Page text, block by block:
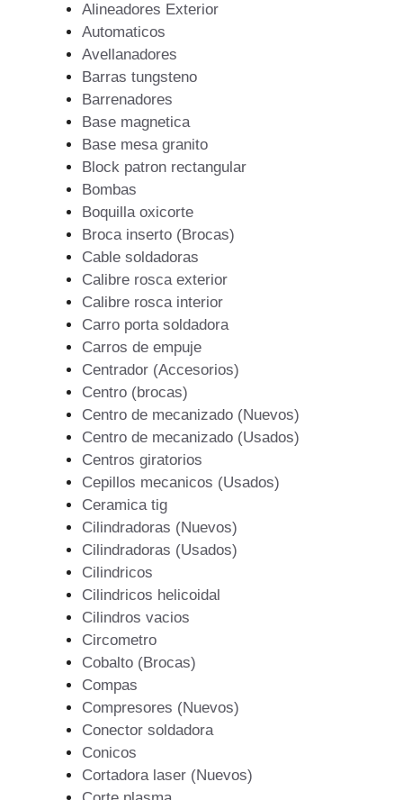
Alineadores Exterior
Automaticos
Avellanadores
Barras tungsteno
Barrenadores
Base magnetica
Base mesa granito
Block patron rectangular
Bombas
Boquilla oxicorte
Broca inserto (Brocas)
Cable soldadoras
Calibre rosca exterior
Calibre rosca interior
Carro porta soldadora
Carros de empuje
Centrador (Accesorios)
Centro (brocas)
Centro de mecanizado (Nuevos)
Centro de mecanizado (Usados)
Centros giratorios
Cepillos mecanicos (Usados)
Ceramica tig
Cilindradoras (Nuevos)
Cilindradoras (Usados)
Cilindricos
Cilindricos helicoidal
Cilindros vacios
Circometro
Cobalto (Brocas)
Compas
Compresores (Nuevos)
Conector soldadora
Conicos
Cortadora laser (Nuevos)